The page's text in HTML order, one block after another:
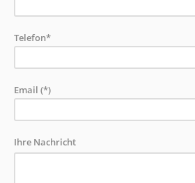
Telefon*
Email (*)
Ihre Nachricht